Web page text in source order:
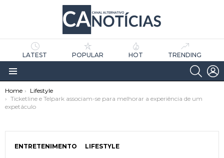
LATEST POPULAR HOT TRENDING
Menu
You are here:
Home
Lifestyle
Ticketline e Telpark associam-se para melhorar a experiência de um
expetáculo
ENTRETENIMENTO LIFESTYLE